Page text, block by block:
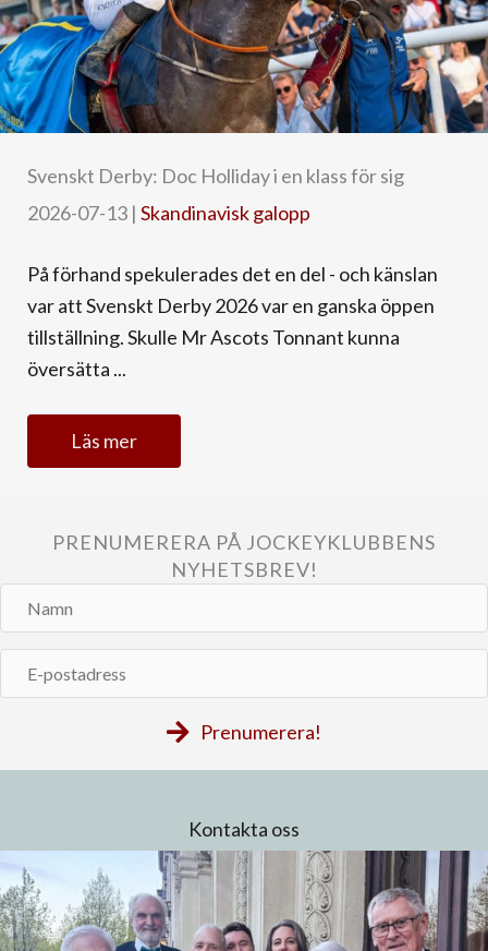
Svenskt Derby: Doc Holliday i en klass för sig
2026-07-13 | Skandinavisk galopp
På förhand spekulerades det en del - och känslan
var att Svenskt Derby 2026 var en ganska öppen
tillställning. Skulle Mr Ascots Tonnant kunna
översätta ...
Läs mer
PRENUMERERA PÅ JOCKEYKLUBBENS
NYHETSBREV!
Namn
postadress
Prenumerera!
Kontakta oss